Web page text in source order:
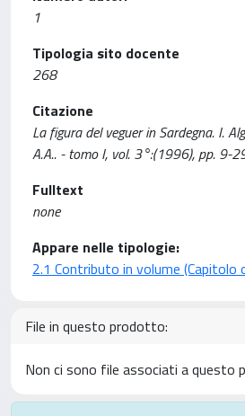
1
Tipologia sito docente
268
Citazione
La figura del veguer in Sardegna. I.
A.A.. - tomo I, vol. 3°:(1996), pp. 9-
Fulltext
none
Appare nelle tipologie:
2.1 Contributo in volume (Capitolo
File in questo prodotto:
Non ci sono file associati a questo